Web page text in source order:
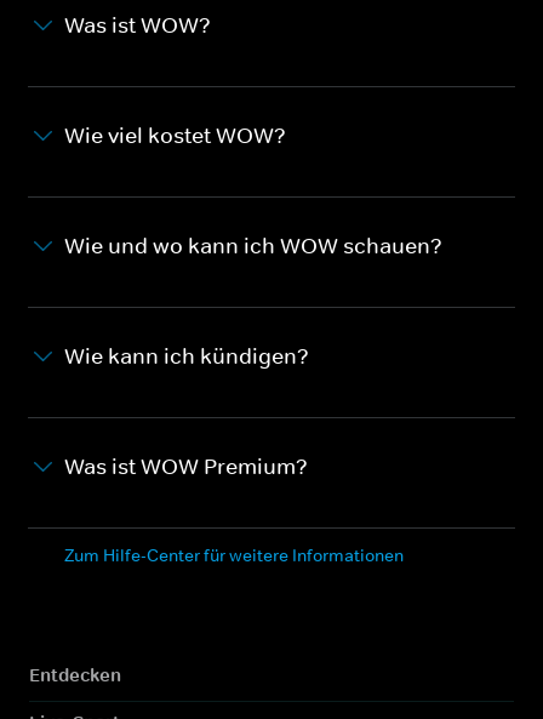
Was ist WOW?
Wie viel kostet WOW?
Wie und wo kann ich WOW schauen?
Wie kann ich kündigen?
Was ist WOW Premium?
Zum Hilfe-Center für weitere Informationen
Entdecken